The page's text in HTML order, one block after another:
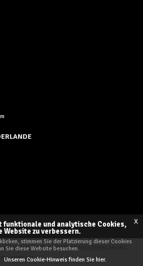
VORBEHALTEN -DATENSCHUTZERKLÄRUNG
-KONTAKT
und analytische Cookies,
Website zu verbessern.
stimmen Sie der Platzierung dieser Cookies
Sie diese Website besuchen.
Unseren Cookie-Hinweis finden Sie hier.
x